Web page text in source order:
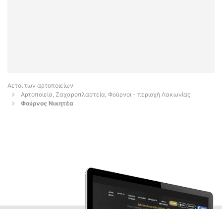
Αετοί των αρτοποιείων
Αρτοποιεία, Ζαχαροπλαστεία, Φούρνοι - περιοχή Λακωνίας
Φούρνος Νικητέα